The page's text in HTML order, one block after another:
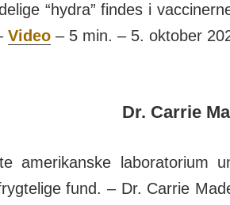
“hydra” findes i
Video – 5 min. – 5. oktober
Dr. Carrie
amerikanske laboratorium
fund. – Dr. Carrie